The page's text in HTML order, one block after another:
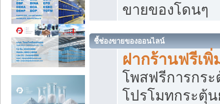
ขายของโดนๆ
ชี้ช่องขายของออนไลน์
ฝากร้านฟรีเ
โพสฟรีการกร
โปรโมทกระตุ้